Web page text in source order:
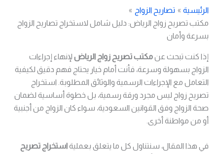
الرئيسية
تصاريح الزواج
مكتب تصريح زواج الرياض: دليل شامل لاستخراج تصاريح الزواج
بسرعة وأمان
إذا كنت تبحث عنمكتب تصريح زواج الرياضلإنهاء إجراءات
الزواج بسهولة وسرعة، فأنت أمام خيار يحتاج فهم دقيق لكيفية
التعامل مع الإجراءات الرسمية والوثائق المطلوبة. استخراج
تصريح زواج ليس مجرد ورقة رسمية، بل خطوة أساسية لضمان
صحة الزواج وفق القوانين السعودية، سواء كان الزواج من أجنبية
أو من مواطنة أخرى.
في هذا المقال، سنتناول كل ما يتعلق بعمليةاستخراج تصريح